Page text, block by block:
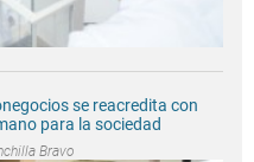
se reacredita con
para la sociedad
Bravo